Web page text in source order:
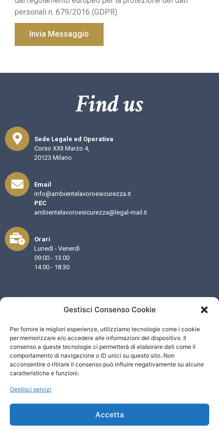
Gestisci Consenso Cookie
Per fornire le migliori esperienze, utilizziamo tecnologie come i cookie
per memorizzare e/o accedere alle informazioni del dispositivo. Il
consenso a queste tecnologie ci permetterà di elaborare dati come il
comportamento di navigazione o ID unici su questo sito. Non
acconsentire o ritirare il consenso può influire negativamente su alcune
caratteristiche e funzioni.
Gestisci servizi
Accetta
personali n. 679/2016 (GDPR)
Invia Messaggio
Find us
Sede Legale ed Operativa
Corso XXII Marzo 4,
20123 Milano
Email
info@ambientelavoroesicurezza.it
PEC
ambientelavoroesicurezza@legal-mail.it
Orari
Lunedì - Venerdì
09:00 - 13:00
14:00 - 18:30
Link Veloci
Home
Privacy Policy
sicurezza aziendale
SEGUICI